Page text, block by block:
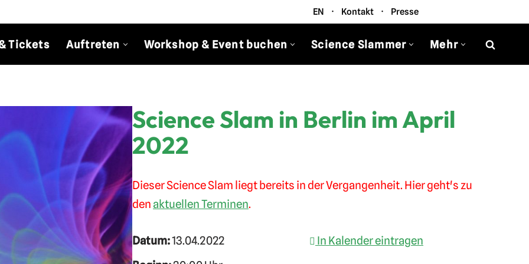
EN · Kontakt · Presse
Tickets Auftreten Workshop & Event buchen Science Slammer Mehr
Science Slam in Berlin im April
2022
Dieser Science Slam liegt bereits in der Vergangenheit. Hier geht's zu
den aktuellen Terminen.
Datum:13.04.2022
In Kalender eintragen